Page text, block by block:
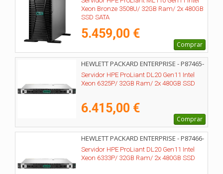
Xeon Bronze 3508U/ 32GB Ram/ 2x 480GB
SSD SATA
5.459,00 €
Comprar
HEWLETT PACKARD ENTERPRISE - P87465-
425
Servidor HPE ProLiant DL20 Gen11 Intel
Xeon 6325P/ 32GB Ram/ 2x 480GB SSD
6.415,00 €
Comprar
HEWLETT PACKARD ENTERPRISE - P87466-
425
Servidor HPE ProLiant DL20 Gen11 Intel
Xeon 6333P/ 32GB Ram/ 2x 480GB SSD